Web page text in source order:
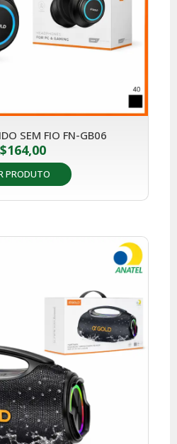
SEM FIO FN-GB06
164,00
PRODUTO